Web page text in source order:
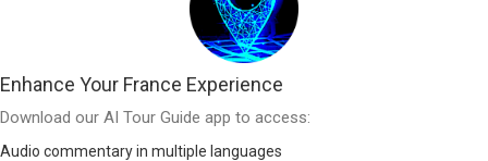
Enhance Your France Experience
Download our AI Tour Guide app to access:
Audio commentary in multiple languages